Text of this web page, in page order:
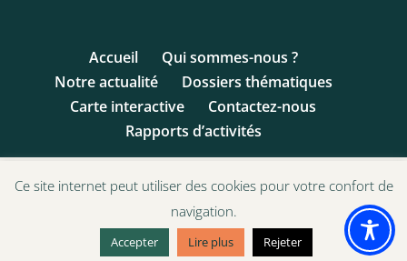
Accueil
Qui sommes-nous ?
Notre actualité
Dossiers thématiques
Carte interactive
Contactez-nous
Rapports d’activités
© 1993 - 2017 Ligue des Droits de l'Enfant | Site
Internet par AAA-Etac.org
Ce site internet peut utiliser des cookies pour votre confort de
navigation.
Accepter Lire plus Rejeter